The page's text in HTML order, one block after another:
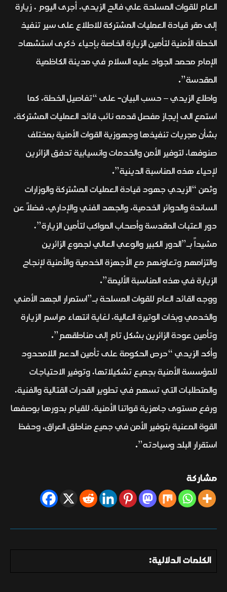
العام للقوات المسلحة علي فالح الزيدي، أجرى اليوم ، زيارة
إلى مقر قيادة العمليات المشتركة للاطلاع على سير تنفيذ
الخطة الأمنية لتأمين الزيارة الخاصة بإحياء ذكرى استشهاد
الإمام محمد الجواد عليه السلام في مدينة الكاظمية
المقدسة”.
واطلع الزيدي – حسب البيان- على “تفاصيل الخطة، كما
استمع الى إيجاز مفصل قدمه نائب قائد العمليات المشتركة،
بشأن مجريات تنفيذها وجهوزية القوات الأمنية بمختلف
صنوفها، لتوفير الأمن والخدمات وانسيابية تدفق الزائرين
لإحياء هذه المناسبة الدينية”.
وثمن “الزيدي جهود قيادة العمليات المشتركة والوزارات
الساندة والدوائر الخدمية، والجهد الفني والإداري، فضلاً عن
دور العتبات المقدسة وأصحاب المواكب لتأمين الزيارة”،
مشيداً بـ”الدور الكبير والوعي العالي لجموع الزائرين
والتزامهم وتعاونهم مع الأجهزة الخدمية والأمنية لإنجاح
الزيارة في هذه المناسبة الأليمة”.
ووجه القائد العام للقوات المسلحة بـ”استمرار الجهد الأمني
والخدمي وبذات الوتيرة العالية، لغاية انتهاء مراسم الزيارة
وتأمين عودة الزائرين بشكل تام إلى مناطقهم”.
وأكد الزيدي “حرص الحكومة على تأمين الدعم اللامحدود
للمؤسسة الأمنية بجميع تشكيلاتها، وتوفير الاحتياجات
والمتطلبات التي تسهم في تطوير القدرات القتالية والفنية،
ورفع مستوى جاهزية قواتنا الأمنية، للقيام بدورها بوصفها
القوة المعنية بتوفير الأمن في جميع مناطق العراق، وحفظ
استقرار البلد وسيادته”.
مشاركة
الكلمات الدلالية: